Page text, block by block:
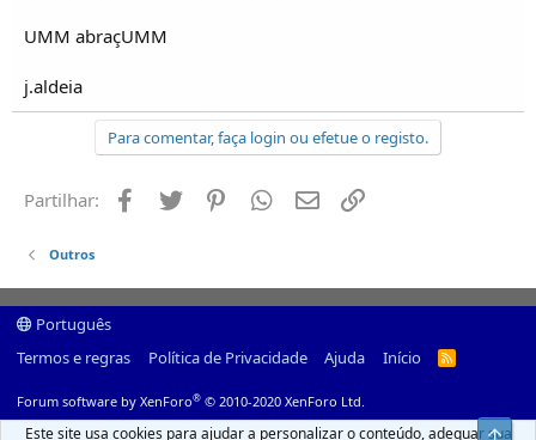
UMM abraçUMM
j.aldeia
Para comentar, faça login ou efetue o registo.
Partilhar: Facebook
Twitter PinterestWhatsapp
Email
Outros
Português
Termos e regras
Política de Privacidade Ajuda Início
R
Forum software by XenForo® © 2010-2020 XenForo Ltd.
Este site usa cookies para ajudar a personalizar o conteúdo, adequar sua
Top